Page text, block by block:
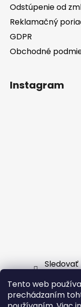
Tento web
prechádzaním
Odstúpenie od
Reklamačný
GDPR
Obchodné
Instagram
Facebook